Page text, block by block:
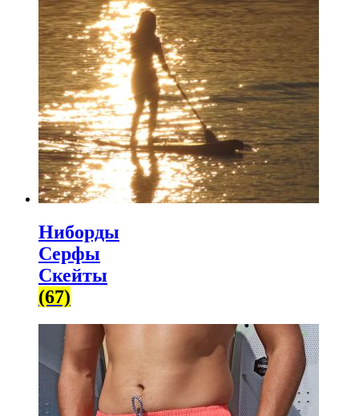
Ниборды
Серфы
Скейты
(67)